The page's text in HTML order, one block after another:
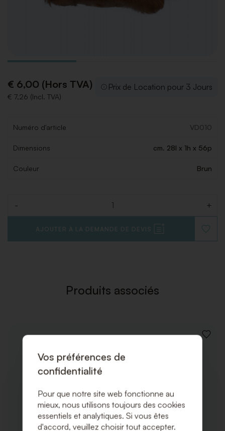
€ 6,00 (Hors TVA)
€ 7,26 (Incl. TVA)
Prix de Location pour 3 Jours
Numéro d'article VD010
Dimensions cm. 28l x 1h x 56p
Couleur Brun
- +
AJOUTER À LA DEMANDE DE DEVIS
À
Produits associés
Vos préférences de
confidentialité
Pour que notre site web fonctionne au
mieux, nous utilisons toujours des cookies
essentiels et analytiques. Si vous êtes
d'accord, veuillez choisir tout accepter.